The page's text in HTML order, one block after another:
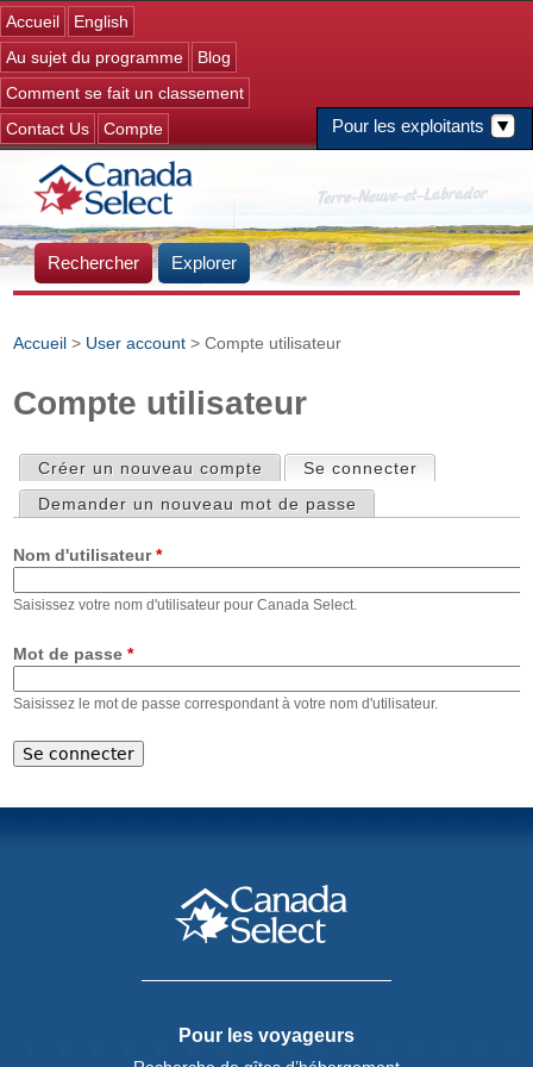
Accueil
English
Au sujet du programme
Blog
Pour les exploitants
Comment se fait un classement
Contact Us
Compte
Rechercher Explorer
Accueil > User account > Compte utilisateur
Compte utilisateur
Onglets principaux
Créer un nouveau compte Se connecter
Demander un nouveau mot de passe
Nom d'utilisateur*
Saisissez votre nom d'utilisateur pour Canada Select.
Mot de passe*
Saisissez le mot de passe correspondant à votre nom d'utilisateur.
Pour les voyageurs